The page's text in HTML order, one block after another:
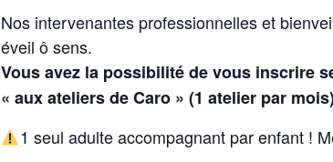
Nos intervenantes professionnelles et
éveil ô sens.
Vous avez la possibilité de vous inscrire
« aux ateliers de Caro » (1 atelier par
1 seul adulte accompagnant par enfant !